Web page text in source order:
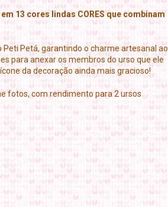
13 cores lindas CORES que combinam
Petá, garantindo o charme artesanal ao
para anexar os membros do urso que ele
da decoração ainda mais gracioso!
fotos, com rendimento para 2 ursos